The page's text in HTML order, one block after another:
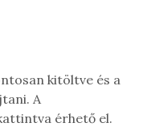
kitöltve és a
A
érhető el.